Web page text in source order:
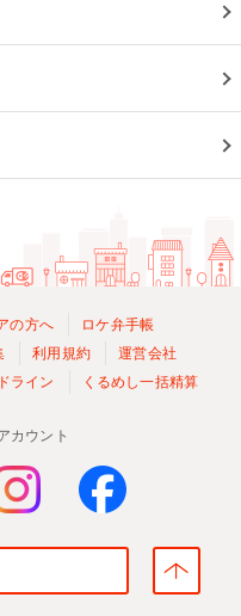
の方へ
ロケ弁手帳
利用規約
運営会社
ライン くるめし一括精算
カウント